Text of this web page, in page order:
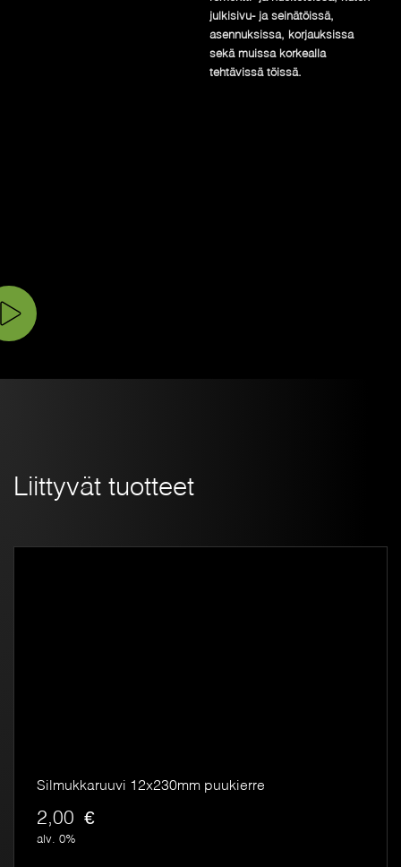
julkisivu- ja seinätöissä,
asennuksissa, korjauksissa
sekä muissa korkealla
tehtävissä töissä.
Liittyvät tuotteet
Silmukkaruuvi 12x230mm puukierre
2,00 €
alv. 0%